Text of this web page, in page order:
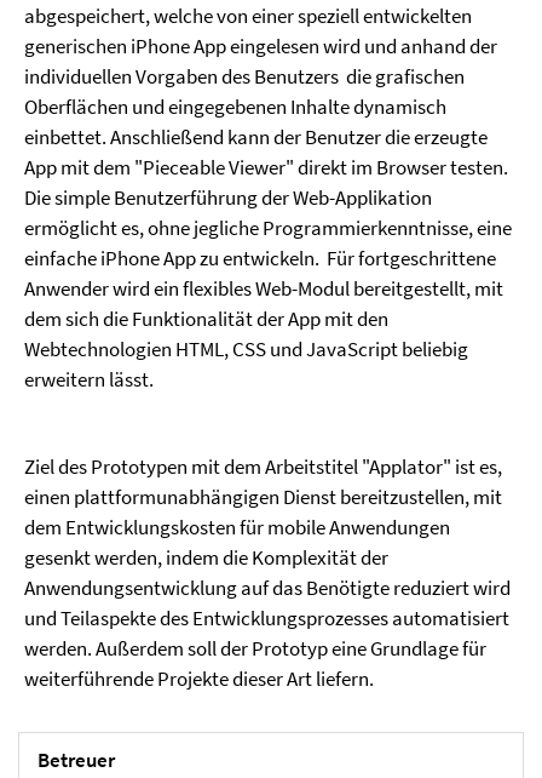
abgespeichert, welche von einer speziell entwickelten
generischen iPhone App eingelesen wird und anhand der
individuellen Vorgaben des Benutzers die grafischen
Oberflächen und eingegebenen Inhalte dynamisch
einbettet. Anschließend kann der Benutzer die erzeugte
App mit dem "Pieceable Viewer" direkt im Browser testen.
Die simple Benutzerführung der Web-Applikation
ermöglicht es, ohne jegliche Programmierkenntnisse, eine
einfache iPhone App zu entwickeln. Für fortgeschrittene
Anwender wird ein flexibles Web-Modul bereitgestellt, mit
dem sich die Funktionalität der App mit den
Webtechnologien HTML, CSS und JavaScript beliebig
erweitern lässt.
Ziel des Prototypen mit dem Arbeitstitel "Applator" ist es,
einen plattformunabhängigen Dienst bereitzustellen, mit
dem Entwicklungskosten für mobile Anwendungen
gesenkt werden, indem die Komplexität der
Anwendungsentwicklung auf das Benötigte reduziert wird
und Teilaspekte des Entwicklungsprozesses automatisiert
werden. Außerdem soll der Prototyp eine Grundlage für
weiterführende Projekte dieser Art liefern.
Betreuer